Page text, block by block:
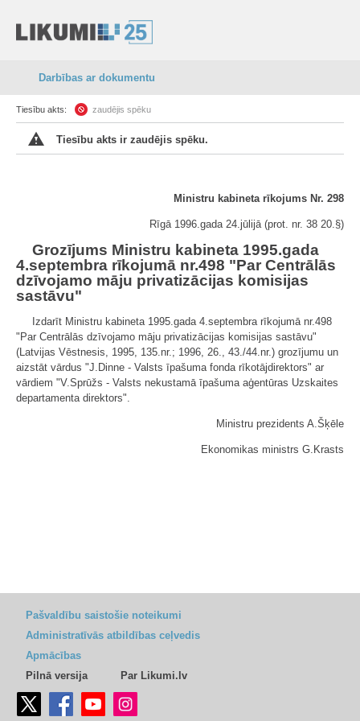
Darbības ar dokumentu
Tiesību akts: zaudējis spēku
Tiesību akts ir zaudējis spēku.
Ministru kabineta rīkojums Nr. 298
Rīgā 1996.gada 24.jūlijā (prot. nr. 38 20.§)
Grozījums Ministru kabineta 1995.gada
4.septembra rīkojumā nr.498 "Par Centrālās
dzīvojamo māju privatizācijas komisijas
sastāvu"
Izdarīt Ministru kabineta 1995.gada 4.septembra rīkojumā nr.498
"Par Centrālās dzīvojamo māju privatizācijas komisijas sastāvu"
(Latvijas Vēstnesis, 1995, 135.nr.; 1996, 26., 43./44.nr.) grozījumu un
aizstāt vārdus "J.Dinne - Valsts īpašuma fonda rīkotājdirektors" ar
vārdiem "V.Sprūžs - Valsts nekustamā īpašuma aģentūras Uzskaites
departamenta direktors".
Ministru prezidents A.Šķēle
Ekonomikas ministrs G.Krasts
Pašvaldību saistošie noteikumi
Administratīvās atbildības ceļvedis
Apmācības
Pilnā versija
Par Likumi.lv